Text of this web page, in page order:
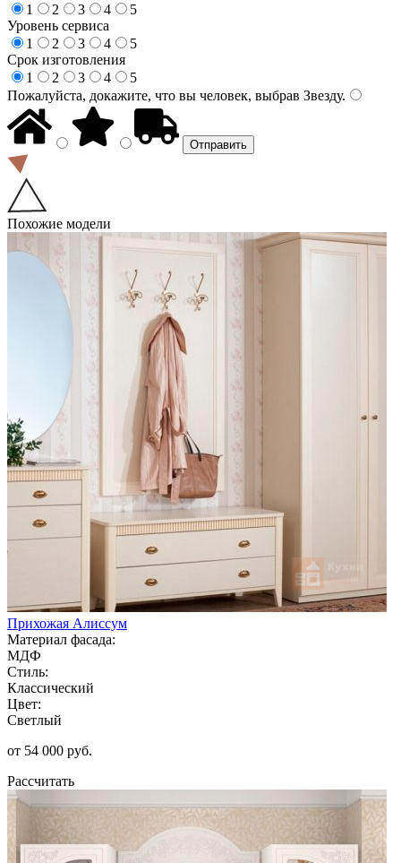
1
2 3 4
5
Уровень сервиса
1
2 3 4
5
Срок изготовления
1
2 3 4
5
Пожалуйста, докажите, что вы человек, выбрав Звезду.
Похожие модели
Прихожая Алиссум
Материал фасада:
МДФ
Стиль:
Классический
Цвет:
Светлый
от 54 000 руб.
Рассчитать